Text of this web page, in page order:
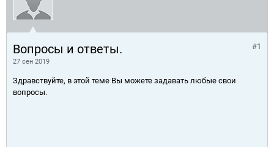
Вопросы и ответы.
27 сен 2019
#1
Здравствуйте, в этой теме Вы можете задавать любые свои
вопросы.